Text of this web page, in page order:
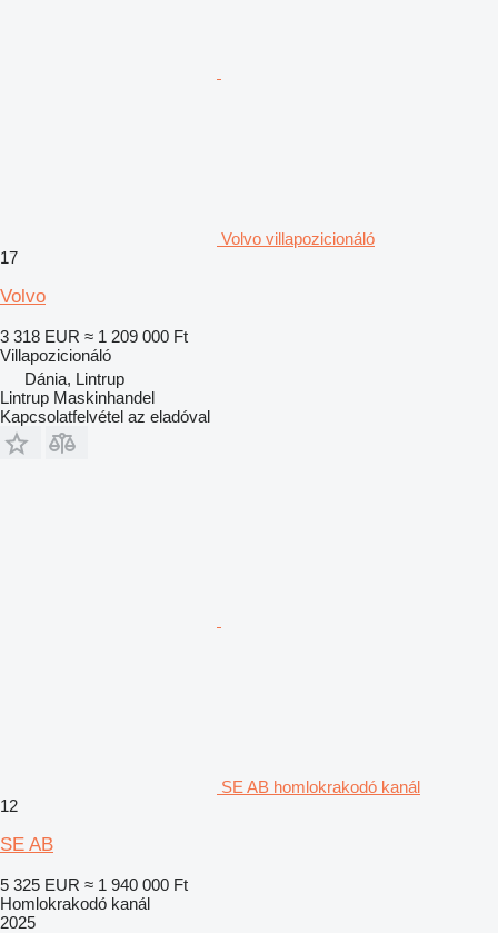
Volvo villapozicionáló
17
Volvo
3 318 EUR ≈ 1 209 000 Ft
Villapozicionáló
Dánia, Lintrup
Lintrup Maskinhandel
Kapcsolatfelvétel az eladóval
SE AB homlokrakodó kanál
12
SE AB
5 325 EUR ≈ 1 940 000 Ft
Homlokrakodó kanál
2025